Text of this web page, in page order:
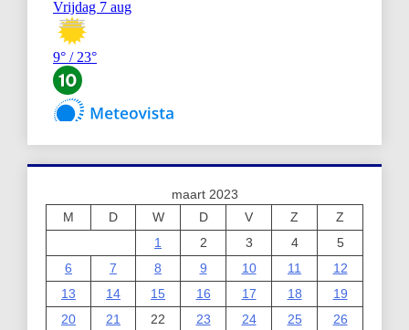
maart 2023
M
D W D V Z
Z
1
2 3 4
5
6
7 8 9 10 11
12
13
14 15 16 17 18
19
20
21 22 23 24 25
26